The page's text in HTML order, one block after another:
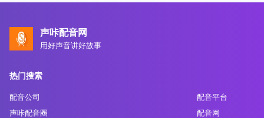
声咔配音网
用好声音讲好故事
热门搜索
配音公司
配音平台
声咔配音圈
配音网